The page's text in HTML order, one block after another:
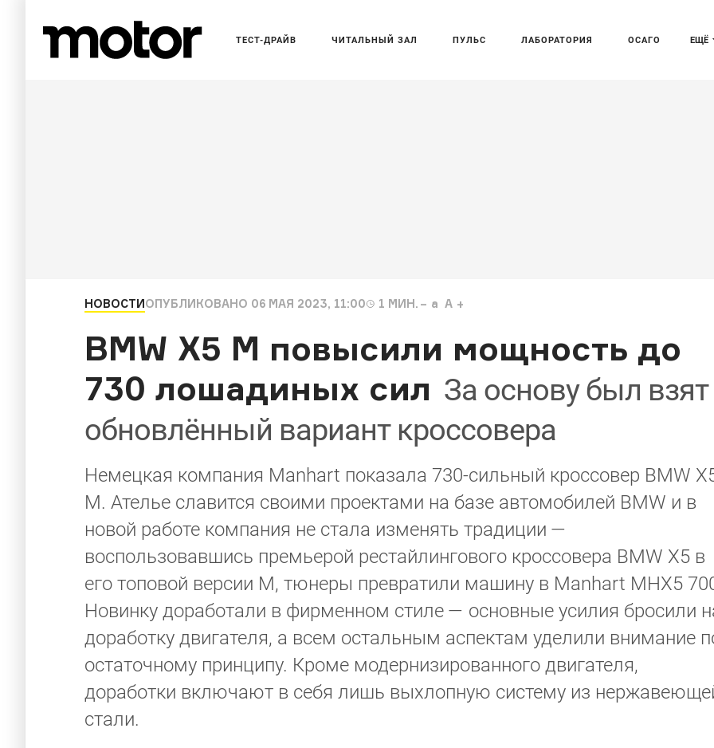
ЕЩЁ
ТЕСТ-ДРАЙВ ЧИТАЛЬНЫЙ ЗАЛ ПУЛЬС ЛАБОРАТОРИЯ ОСАГО
НОВОСТИОПУБЛИКОВАНО 06 МАЯ 2023, 11:00 1 МИН. a A
BMW X5 M повысили мощность до
730 лошадиных сил За основу был взят
обновлённый вариант кроссовера
Немецкая компания Manhart показала 730-сильный кроссовер BMW
M. Ателье славится своими проектами на базе автомобилей BMW и в
новой работе компания не стала изменять традиции —
воспользовавшись премьерой рестайлингового кроссовера BMW X5 в
его топовой версии M, тюнеры превратили машину в Manhart MHX5
Новинку доработали в фирменном стиле — основные усилия бросили
доработку двигателя, а всем остальным аспектам уделили внимание
остаточному принципу. Кроме модернизированного двигателя,
доработки включают в себя лишь выхлопную систему из
стали.